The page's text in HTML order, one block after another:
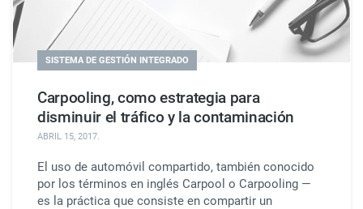
SISTEMA DE GESTIÓN INTEGRADO
Carpooling, como estrategia para
disminuir el tráfico y la contaminación
ABRIL 15, 2017.
El uso de automóvil compartido, también conocido
por los términos en inglés Carpool o Carpooling —
es la práctica que consiste en compartir un